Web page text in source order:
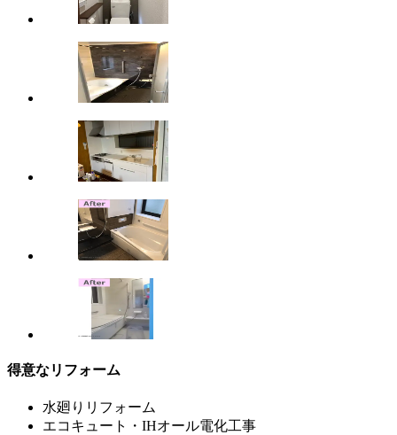
得意なリフォーム
水廻りリフォーム
エコキュート・IHオール電化工事